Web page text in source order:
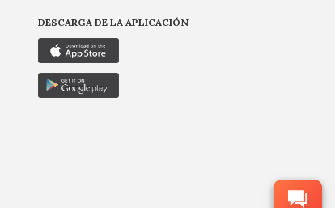
DESCARGA DE LA APLICACIÓN